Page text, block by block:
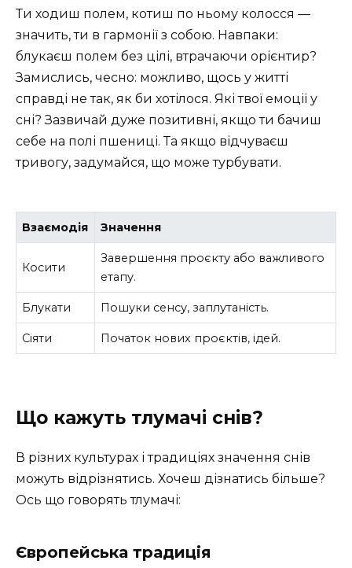
Ти ходиш полем, котиш по ньому колосся —
значить, ти в гармонії з собою. Навпаки:
блукаєш полем без цілі, втрачаючи орієнтир?
Замислись, чесно: можливо, щось у житті
справді не так, як би хотілося. Які твої емоції у
сні? Зазвичай дуже позитивні, якщо ти бачиш
себе на полі пшениці. Та якщо відчуваєш
тривогу, задумайся, що може турбувати.
Взаємодія Значення
Косити
Завершення проєкту або важливого
етапу.
Блукати Пошуки сенсу, заплутаність.
Сіяти Початок нових проєктів, ідей.
Що кажуть тлумачі снів?
В різних культурах і традиціях значення снів
можуть відрізнятись. Хочеш дізнатись більше?
Ось що говорять тлумачі:
Європейська традиція